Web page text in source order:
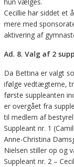
Cecillie har siddet et
mere med
aktivering af
Ad. 8. Valg af 2
Da Bettina er valgt
ifølge vedtægterne,
første suppleanten
er overgået fra
til medlem af
Suppleant nr. 1
Anne-Christina
Nielsen stiller op og
Suppleant nr. 2 –